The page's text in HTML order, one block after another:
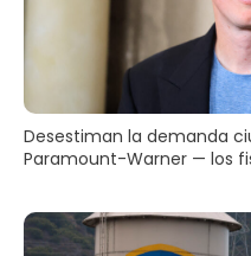
Desestiman la demanda
Paramount-Warner — los